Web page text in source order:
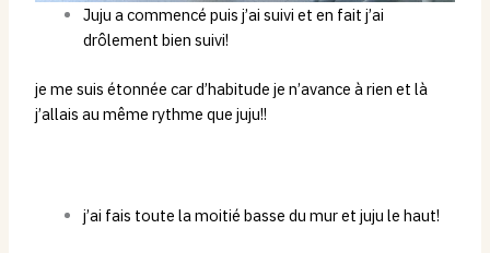
Juju a commencé puis j’ai suivi et en fait j’ai
drôlement bien suivi!
je me suis étonnée car d’habitude je n’avance à rien et là
j’allais au même rythme que juju!!
j’ai fais toute la moitié basse du mur et juju le haut!